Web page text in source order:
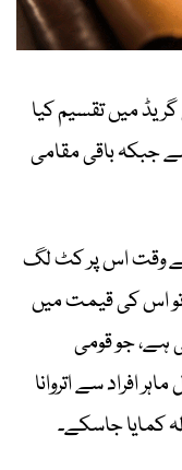
میں تقسیم کیا
جبکہ باقی مقامی
وقت اس پر کٹ لگ
تو اس کی قیمت میں
جاتی ہے، جو قومی
افراد سے اتروانا
کمایا جاسکے۔